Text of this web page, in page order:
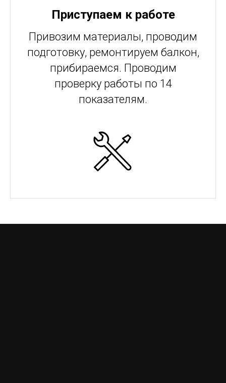
Приступаем к работе
Привозим материалы, проводим
подготовку, ремонтируем балкон,
прибираемся. Проводим
проверку работы по 14
показателям.